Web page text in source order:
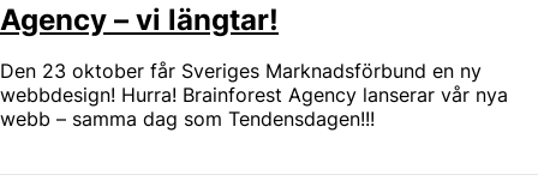
Agency – vi längtar!
Den 23 oktober får Sveriges Marknadsförbund en ny
webbdesign! Hurra! Brainforest Agency lanserar vår nya
webb – samma dag som Tendensdagen!!!